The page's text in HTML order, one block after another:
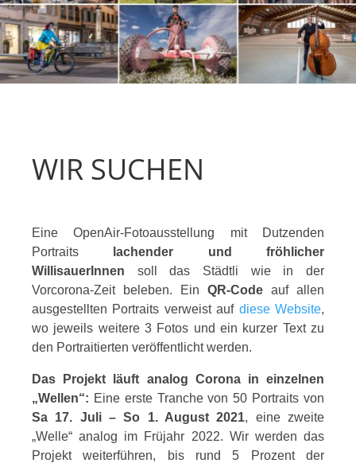
WIR SUCHEN
Eine OpenAir-Fotoausstellung mit Dutzenden
Portraits
lachender und fröhlicher
WillisauerInnen
soll das Städtli wie in der
Vorcorona-Zeit beleben.
Ein QR-Code auf allen
ausgestellten Portraits verweist auf diese Website,
wo jeweils weitere 3 Fotos und ein kurzer Text zu
den Portraitierten veröffentlicht werden.
Das Projekt läuft analog Corona in einzelnen
„Wellen“: Eine erste Tranche von 50 Portraits von
Sa 17. Juli – So 1. August 2021, eine zweite
„Welle“ analog im Früjahr 2022. Wir werden das
Projekt weiterführen, bis rund 5 Prozent der